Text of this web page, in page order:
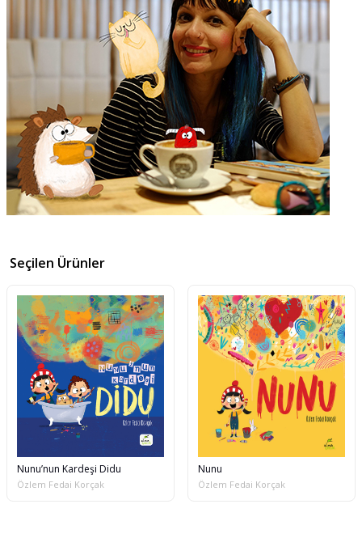
Seçilen Ürünler
Nunu’nun Kardeşi Didu
Özlem Fedai Korçak
Nunu
Özlem Fedai Korçak